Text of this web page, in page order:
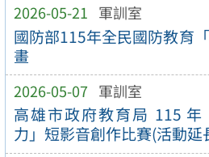
2026-05-21 軍訓室
國防部115年全民國防教育
畫
2026-05-07 軍訓室
高雄市政府教育局 115
力」短影音創作比賽(活動延